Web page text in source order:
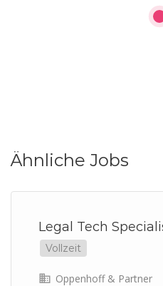
Ähnliche Jobs
Legal Tech
Vollzeit
Oppenhoff & Partner